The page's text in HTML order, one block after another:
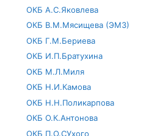
ОКБ А.С.Яковлева
ОКБ В.М.Мясищева (ЭМЗ)
ОКБ Г.М.Бериева
ОКБ И.П.Братухина
ОКБ М.Л.Миля
ОКБ Н.И.Камова
ОКБ Н.Н.Поликарпова
ОКБ О.К.Антонова
ОКБ П.О.СУхого